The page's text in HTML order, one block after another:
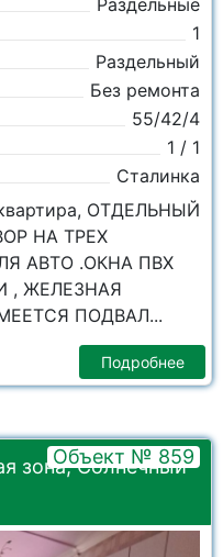
Раздельные
1
Раздельный
Без ремонта
55/42/4
1 / 1
Сталинка
ОТДЕЛЬНЫЙ
НА ТРЕХ
АВТО .ОКНА ПВХ
, ЖЕЛЕЗНАЯ
ПОДВАЛ...
Подробнее
зона, Солнечный
Объект № 859